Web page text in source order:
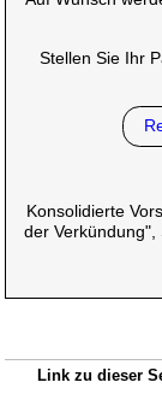
Stellen Sie Ihr
Konsolidierte
der
Link zu dieser